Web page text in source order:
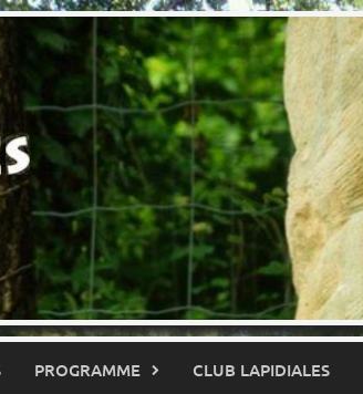
PROGRAMME CLUB LAPIDIALES